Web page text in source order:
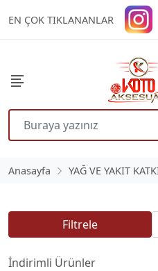
EN ÇOK TIKLANANLAR
Anasayfa YAĞ VE YAKIT
Filtrele
İndirimli Ürünler